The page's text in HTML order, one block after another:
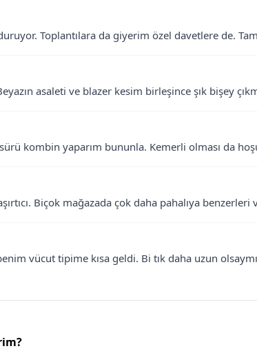
Toplantılara da giyerim özel davetlere de.
asaleti ve blazer kesim birleşince şık bişey
kombin yaparım bununla. Kemerli olması da
Biçok mağazada çok daha pahalıya benzerleri
vücut tipime kısa geldi. Bi tık daha uzun